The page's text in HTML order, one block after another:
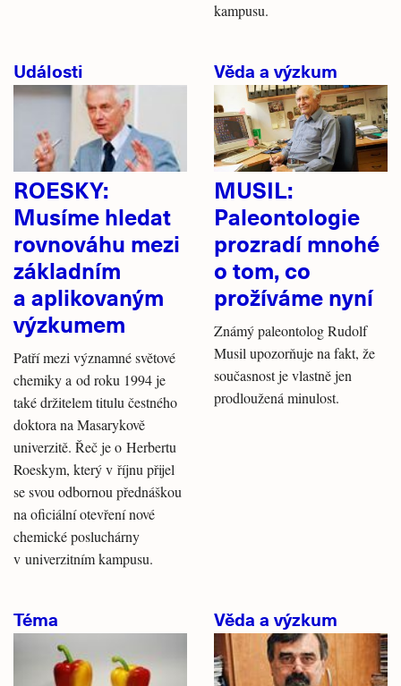
kampusu.
Události
ROESKY:
Musíme hledat
rovnováhu mezi
základním
a aplikovaným
výzkumem
Patří mezi významné světové
chemiky a od roku 1994 je
také držitelem titulu čestného
doktora na Masarykově
univerzitě. Řeč je o Herbertu
Roeskym, který v říjnu přijel
se svou odbornou přednáškou
na oficiální otevření nové
chemické posluchárny
v univerzitním kampusu.
Věda a výzkum
MUSIL:
Paleontologie
prozradí mnohé
o tom, co
prožíváme nyní
Známý paleontolog Rudolf
Musil upozorňuje na fakt, že
současnost je vlastně jen
prodloužená minulost.
Téma Věda a výzkum